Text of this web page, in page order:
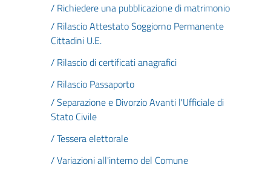
/ Richiedere una pubblicazione di matrimonio
/ Rilascio Attestato Soggiorno Permanente
Cittadini U.E.
/ Rilascio di certificati anagrafici
/ Rilascio Passaporto
/ Separazione e Divorzio Avanti l'Ufficiale di
Stato Civile
/ Tessera elettorale
/ Variazioni all'interno del Comune